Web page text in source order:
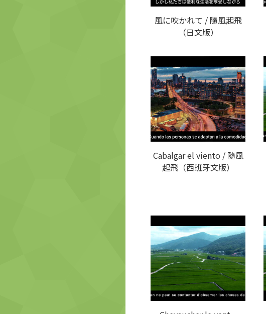
風に吹かれて / 隨風起飛
（日文版）
Cabalgar el viento / 隨風
起飛（西班牙文版）